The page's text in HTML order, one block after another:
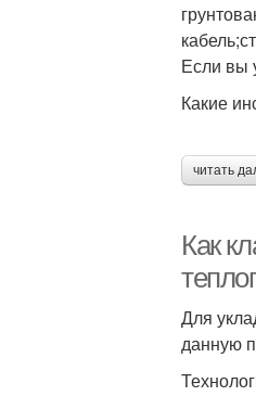
Если вы
Какие
читать
Как
Для
данную